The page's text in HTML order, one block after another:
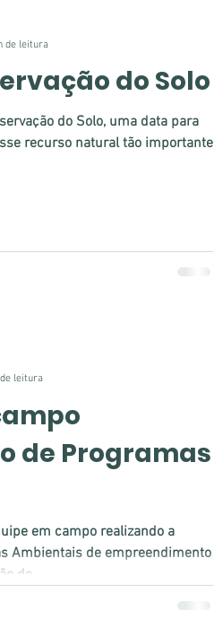
do Solo
do Solo, uma data para
recurso natural tão importante
de leitura
de Programas
em campo realizando a
Ambientais de empreendimento
de...
leitura